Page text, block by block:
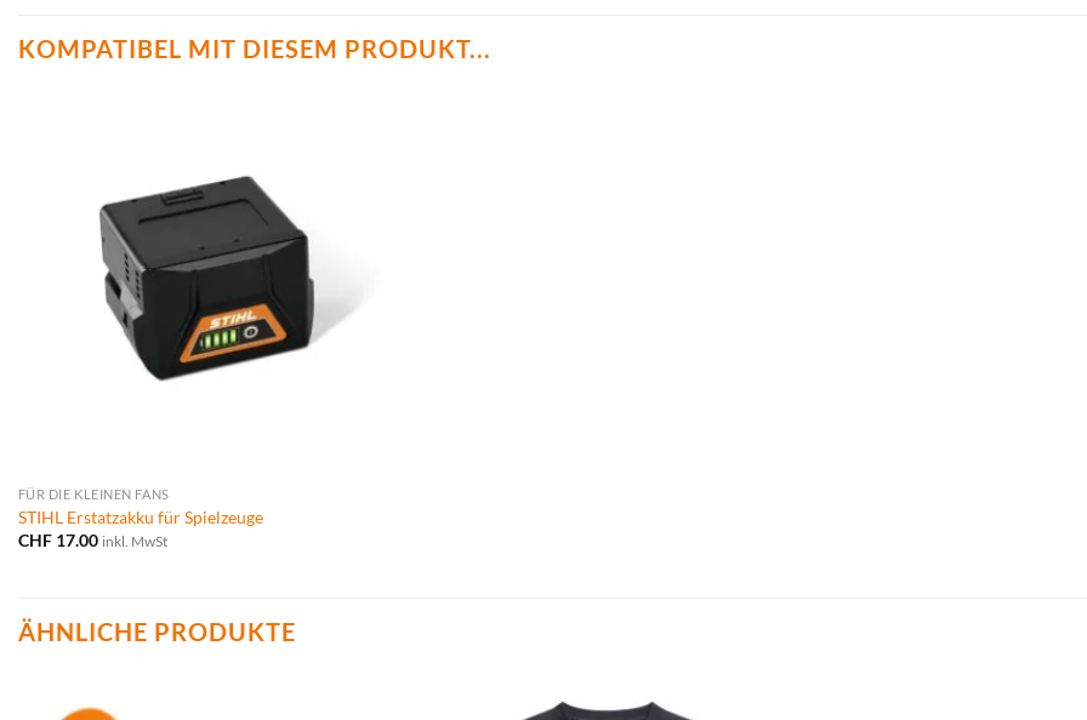
KOMPATIBEL MIT DIESEM PRODUKT...
FÜR DIE KLEINEN FANS
STIHL Erstatzakku für Spielzeuge
CHF17.00 inkl. MwSt
ÄHNLICHE PRODUKTE